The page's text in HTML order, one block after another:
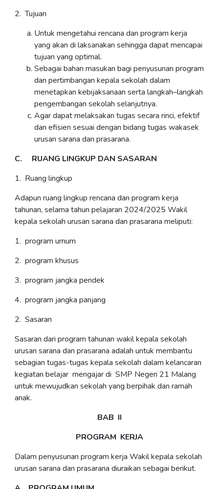
2. Tujuan
Untuk mengetahui rencana dan program kerja
yang akan di laksanakan sehingga dapat mencapai
tujuan yang optimal.
Sebagai bahan masukan bagi penyusunan program
dan pertimbangan kepala sekolah dalam
menetapkan kebijaksanaan serta langkah–langkah
pengembangan sekolah selanjutnya.
Agar dapat melaksakan tugas secara rinci, efektif
dan efisien sesuai dengan bidang tugas wakasek
urusan sarana dan prasarana.
C. RUANG LINGKUP DAN SASARAN
1. Ruang lingkup
Adapun ruang lingkup rencana dan program kerja
tahunan, selama tahun pelajaran 2024/2025 Wakil
kepala sekolah urusan sarana dan prasarana meliputi:
1. program umum
2. program khusus
3. program jangka pendek
4. program jangka panjang
2. Sasaran
Sasaran dari program tahunan wakil kepala sekolah
urusan sarana dan prasarana adalah untuk membantu
sebagian tugas-tugas kepala sekolah dalam kelancaran
kegiatan belajar mengajar di SMP Negeri 21 Malang
untuk mewujudkan sekolah yang berpihak dan ramah
anak.
BAB II
PROGRAM KERJA
Dalam penyusunan program kerja Wakil kepala sekolah
urusan sarana dan prasarana diuraikan sebagai berikut.